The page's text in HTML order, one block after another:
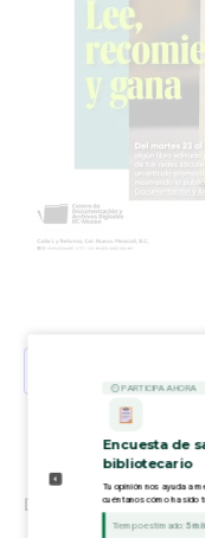
DETALLES
⏲ PARTICIPA AHORA
Encuesta de
bibliotecario
Tu opinión nos ayuda a
cuéntanos cómo ha sido
Tiempo estimado:5